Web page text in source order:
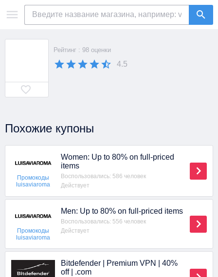
Рейтинг : 98 оценки
4.5
Похожие купоны
Промокоды
luisaviaroma
Women: Up to 80% on full-priced
items
Воспользовались: 586 человек
Действует
Промокоды
luisaviaroma
Men: Up to 80% on full-priced items
Воспользовались: 556 человек
Действует
Bitdefender | Premium VPN | 40%
off | .com